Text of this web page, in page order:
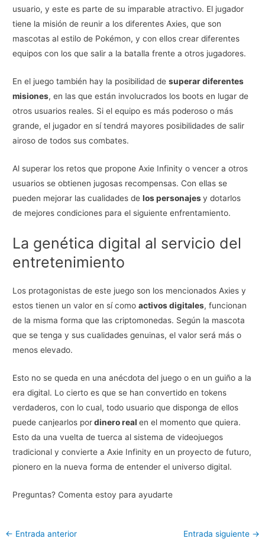
usuario, y este es parte de su imparable atractivo. El jugador
tiene la misión de reunir a los diferentes Axies, que son
mascotas al estilo de Pokémon, y con ellos crear diferentes
equipos con los que salir a la batalla frente a otros jugadores.
En el juego también hay la posibilidad desuperar diferentes
misiones, en las que están involucrados los boots en lugar de
otros usuarios reales. Si el equipo es más poderoso o más
grande, el jugador en sí tendrá mayores posibilidades de salir
airoso de todos sus combates.
Al superar los retos que propone Axie Infinity o vencer a otros
usuarios se obtienen jugosas recompensas. Con ellas se
pueden mejorar las cualidades delos personajesy dotarlos
de mejores condiciones para el siguiente enfrentamiento.
La genética digital al servicio del
entretenimiento
Los protagonistas de este juego son los mencionados Axies y
estos tienen un valor en sí comoactivos digitales, funcionan
de la misma forma que las criptomonedas. Según la mascota
que se tenga y sus cualidades genuinas, el valor será más o
menos elevado.
Esto no se queda en una anécdota del juego o en un guiño a la
era digital. Lo cierto es que se han convertido en tokens
verdaderos, con lo cual, todo usuario que disponga de ellos
puede canjearlos pordinero realen el momento que quiera.
Esto da una vuelta de tuerca al sistema de videojuegos
tradicional y convierte a Axie Infinity en un proyecto de futuro,
pionero en la nueva forma de entender el universo digital.
Preguntas? Comenta estoy para ayudarte
← Entrada anterior Entrada siguiente →